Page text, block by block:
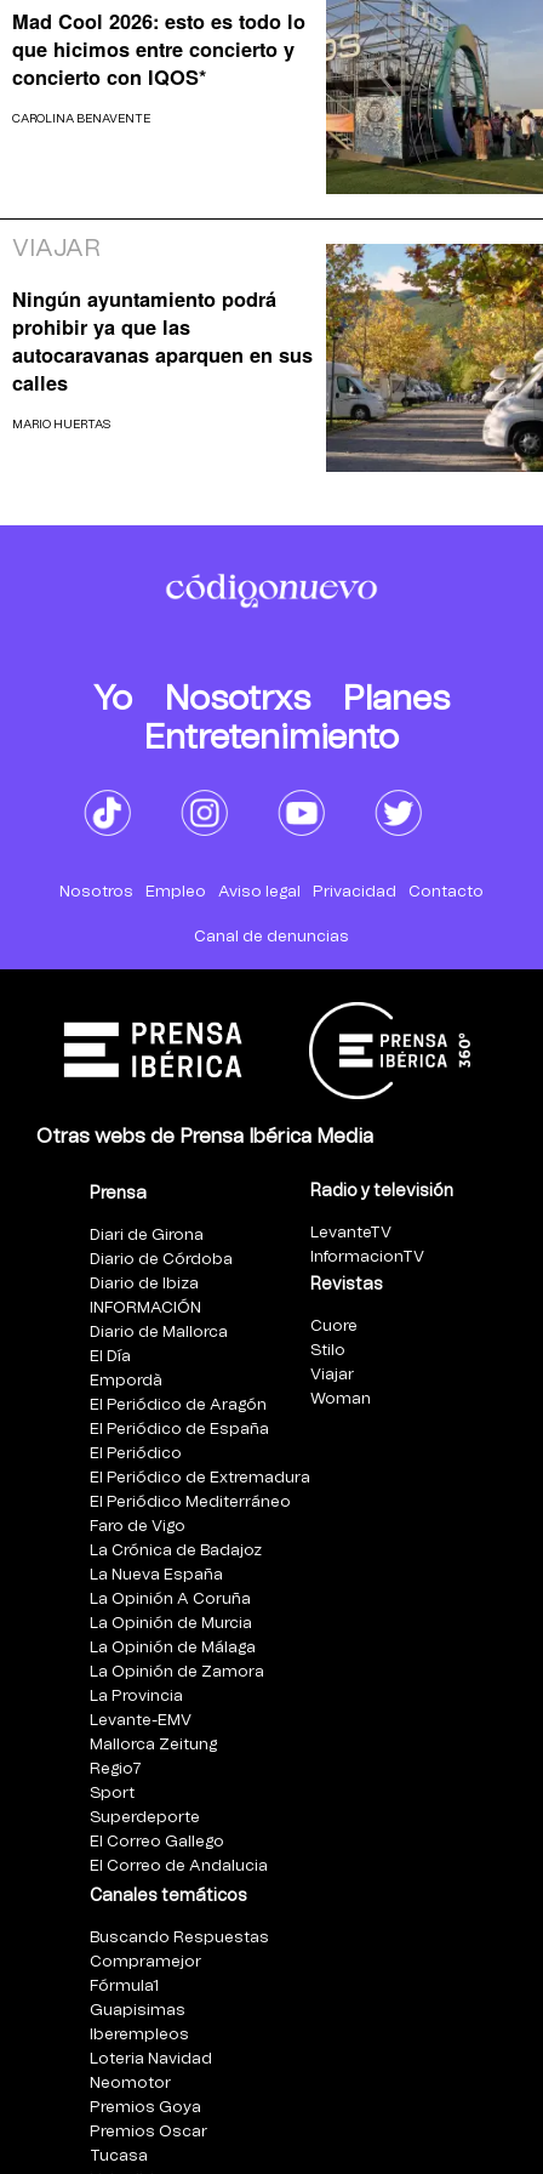
Mad Cool 2026: esto es todo lo
que hicimos entre concierto y
concierto con IQOS*
CAROLINA BENAVENTE
VIAJAR
Ningún ayuntamiento podrá
prohibir ya que las
autocaravanas aparquen en sus
calles
MARIO HUERTAS
Yo Nosotrxs
Planes
Entretenimiento
Nosotros Empleo Aviso legal Privacidad Contacto
Canal de denuncias
Otras webs de Prensa Ibérica Media
Prensa
Diari de Girona
Diario de Córdoba
Diario de Ibiza
INFORMACIÓN
Diario de Mallorca
El Día
Empordà
El Periódico de Aragón
El Periódico de España
El Periódico
El Periódico de Extremadura
El Periódico Mediterráneo
Faro de Vigo
La Crónica de Badajoz
La Nueva España
La Opinión A Coruña
La Opinión de Murcia
La Opinión de Málaga
La Opinión de Zamora
La Provincia
Levante-EMV
Mallorca Zeitung
Regio7
Sport
Superdeporte
El Correo Gallego
El Correo de Andalucia
Canales temáticos
Buscando Respuestas
Compramejor
Fórmula1
Guapisimas
Iberempleos
Loteria Navidad
Neomotor
Premios Goya
Premios Oscar
Tucasa
Radio y televisión
LevanteTV
InformacionTV
Revistas
Cuore
Stilo
Viajar
Woman